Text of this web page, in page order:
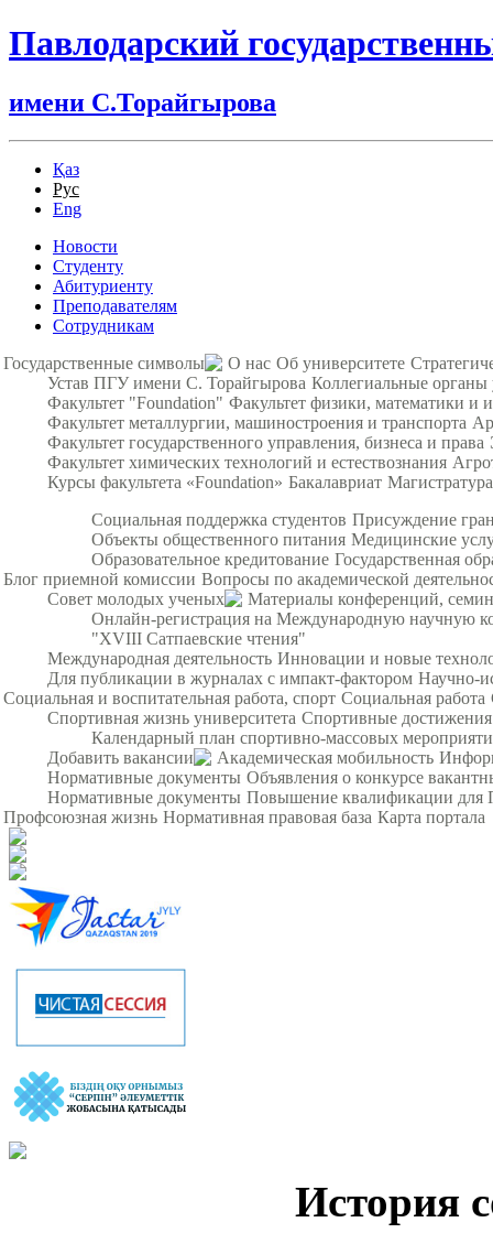
Павлодарский
имени С.Торайгырова
Қаз
Рус
Eng
Новости
Студенту
Абитуриенту
Преподавателям
Сотрудникам
Государственные символы
О нас Об университете
Устав ПГУ имени С. Торайгырова Коллегиальные органы
Факультет "Foundation" Факультет физики, математики и
Факультет металлургии, машиностроения и транспорта
Факультет государственного управления, бизнеса и права
Факультет химических технологий и естествознания
Курсы факультета «Foundation» Бакалавриат Магистратура
Социальная поддержка студентов Присуждение
Объекты общественного питания Медицинские
Образовательное кредитование Государственная
Блог приемной комиссии Вопросы по академической
Совет молодых ученых
Материалы конференций,
Онлайн-регистрация на Международную научную
"XVIII Сатпаевские чтения"
Международная деятельность Инновации и новые
Для публикации в журналах с импакт-фактором Научно-
Социальная и воспитательная работа, спорт Социальная работа
Спортивная жизнь университета Спортивные достижения
Календарный план спортивно-массовых
Добавить вакансии
Академическая мобильность
Нормативные документы Объявления о конкурсе
Нормативные документы Повышение квалификации для
Профсоюзная жизнь Нормативная правовая база Карта портала
История